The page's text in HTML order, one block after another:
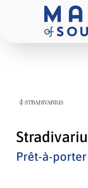
Prêt-à-porter